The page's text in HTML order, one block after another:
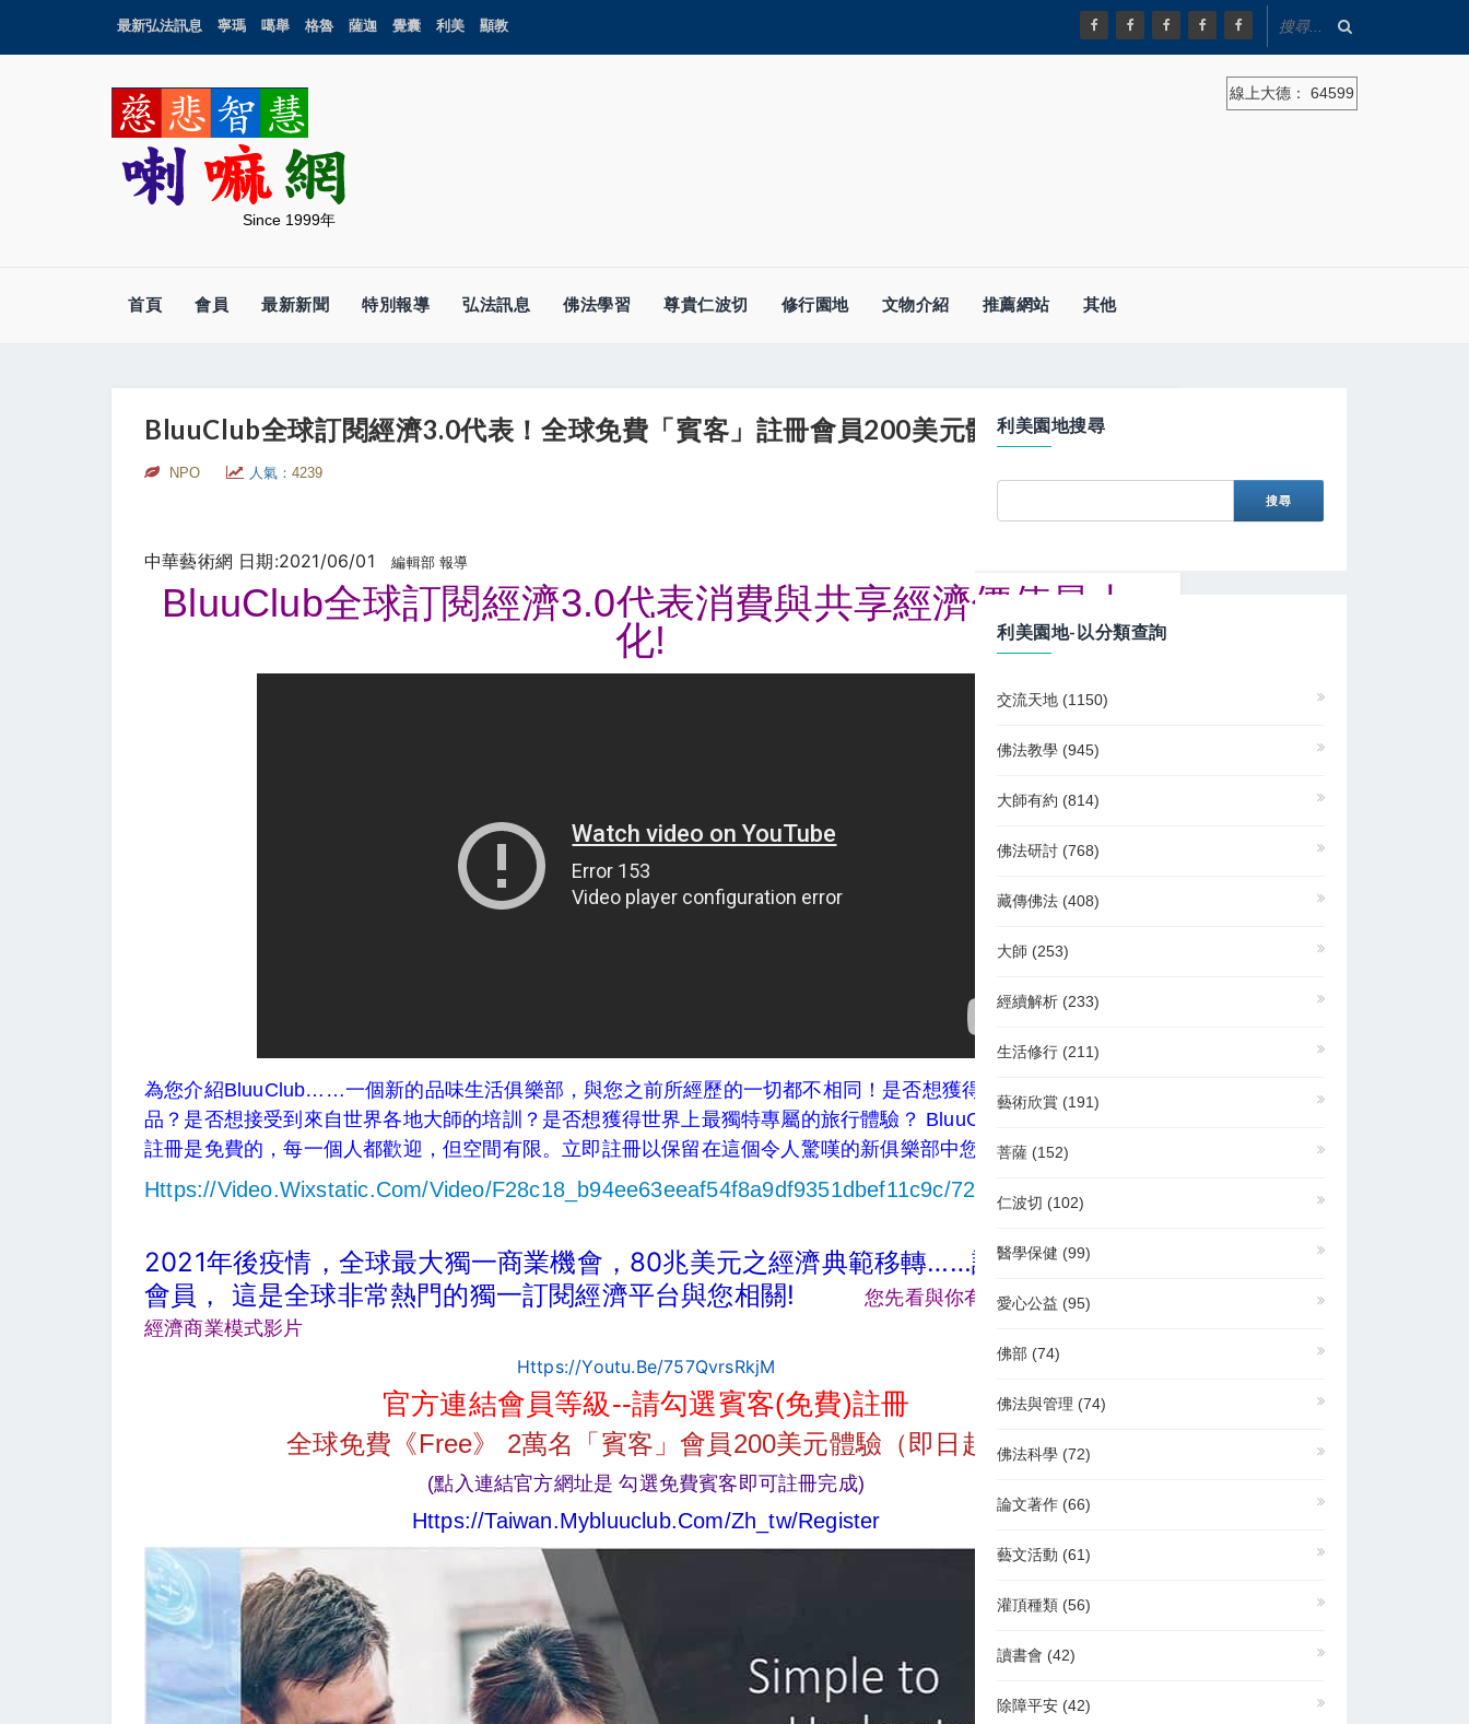
最新弘法訊息 寧瑪 噶舉 格魯 薩迦 覺囊 利美 顯教
Since 1999年
線上大德： 64599
首頁 會員 最新新聞 特別報導 弘法訊息 佛法學習 尊貴仁波切 修行園地 文物介紹 推薦網站 其他
BluuClub全球訂閱經濟3.0代表！全球免費「賓客」註冊會員200美元體驗
NPO 人氣： 4239
中華藝術網 日期:2021/06/01編輯部 報導
BluuClub全球訂閱經濟3.0代表消費與共享經濟價值最大
化!
為您介紹BluuClub……一個新的品味生活俱樂部，與您之前所經歷的一切都不相同！是否想獲得最新，最獨特的產
品？是否想接受到來自世界各地大師的培訓？是否想獲得世界上最獨特專屬的旅行體驗？ BluuClub是為您設計的。
註冊是免費的，每一個人都歡迎，但空間有限。立即註冊以保留在這個令人驚嘆的新俱樂部中您的位置。
Https://video.wixstatic.com/video/f28c18_b94ee63eeaf54f8a9df9351dbef11c9c/720p/mp4/file.mp4
2021年後疫情，全球最大獨一商業機會，80兆美元之經濟典範移轉……請快註冊免費
會員， 這是全球非常熱門的獨一訂閱經濟平台與您相關!
您先看與你有關Bluu Club訂閱
經濟商業模式影片
Https://youtu.be/757QvrsRkjM
官方連結會員等級--請勾選賓客(免費)註冊
全球免費《Free》 2萬名「賓客」會員200美元體驗（即日起）
(點入連結官方網址是 勾選免費賓客即可註冊完成)
Https://taiwan.mybluuclub.com/zh_tw/register
利美園地搜尋
利美園地-以分類查詢
交流天地 (1150)
佛法教學 (945)
大師有約 (814)
佛法研討 (768)
藏傳佛法 (408)
大師 (253)
經續解析 (233)
生活修行 (211)
藝術欣賞 (191)
菩薩 (152)
仁波切 (102)
醫學保健 (99)
愛心公益 (95)
佛部 (74)
佛法與管理 (74)
佛法科學 (72)
論文著作 (66)
藝文活動 (61)
灌頂種類 (56)
讀書會 (42)
除障平安 (42)